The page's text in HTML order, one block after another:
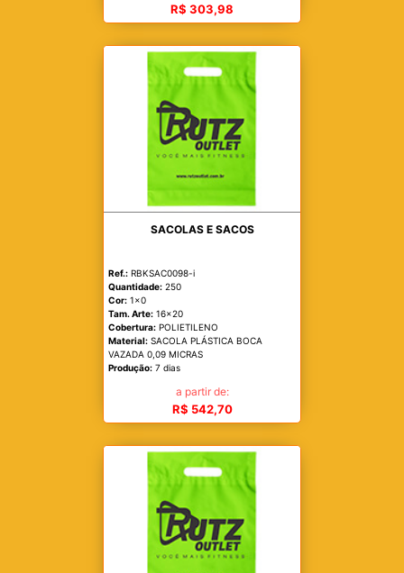
R$ 303,98
SACOLAS E SACOS
Ref.: RBKSAC0098-i
Quantidade: 250
Cor: 1x0
Tam. Arte: 16x20
Cobertura: POLIETILENO
Material: SACOLA PLÁSTICA BOCA
VAZADA 0,09 MICRAS
Produção: 7 dias
a partir de:
R$ 542,70